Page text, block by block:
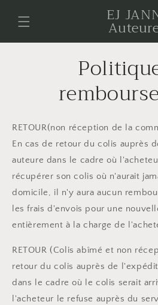
au
EJ
RETOUR(non réception de la
En cas de retour du colis auprès
auteure dans le cadre où
récupérer son colis où n'aurait
domicile, il n'y aura aucun
les frais d'envois pour une
entièrement à la charge de
RETOUR (Colis abîmé et non
retour du colis auprès de
dans le cadre où le colis serait
l'acheteur le refuse auprès du